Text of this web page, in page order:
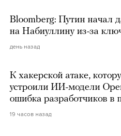
Bloomberg: Путин начал
на Набиуллину из-за
день назад
К хакерской атаке,
устроили ИИ-модели
ошибка разработчиков в
19 часов назад